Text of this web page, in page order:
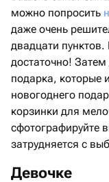
можно попросить
даже очень
двадцати
достаточно!
подарка, которые
новогоднего
корзинки для
сфотографируйте
затрудняется с
Девочке